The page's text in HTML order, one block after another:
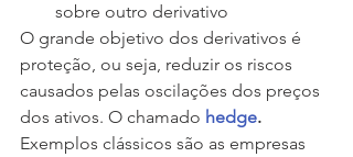
sobre outro derivativo
O grande objetivo dos derivativos é
proteção, ou seja, reduzir os riscos
causados pelas oscilações dos preços
dos ativos. O chamado hedge.
Exemplos clássicos são as empresas